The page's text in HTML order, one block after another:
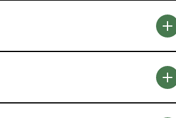
Pflege nur ein paar Dinge